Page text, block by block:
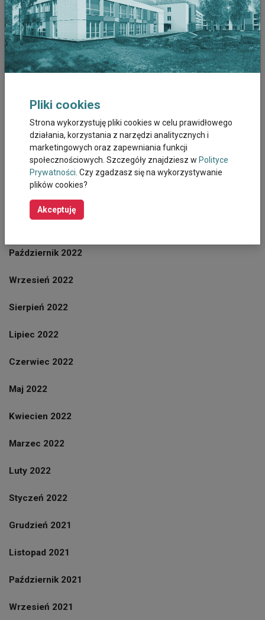
Lipiec 2023
Czerwiec 2023
Maj 2023
Marzec 2023
Luty 2023
Styczeń 2023
Grudzień 2022
Październik 2022
Wrzesień 2022
Sierpień 2022
Lipiec 2022
Czerwiec 2022
Maj 2022
Kwiecien 2022
Marzec 2022
Luty 2022
Styczeń 2022
Grudzień 2021
Listopad 2021
Październik 2021
Wrzesień 2021
Pliki cookies
Strona wykorzystuję pliki cookies w celu prawidłowego
działania, korzystania z narzędzi analitycznych i
marketingowych oraz zapewniania funkcji
społecznościowych. Szczegóły znajdziesz w Polityce
Prywatności. Czy zgadzasz się na wykorzystywanie
plików cookies?
Akceptuję